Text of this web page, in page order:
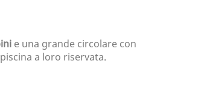
e una grande circolare con
a loro riservata.